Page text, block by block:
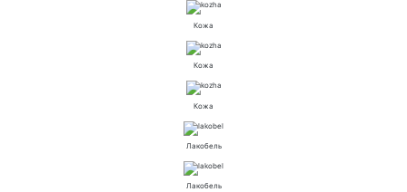
Кожа
Кожа
Кожа
Лакобель
Лакобель